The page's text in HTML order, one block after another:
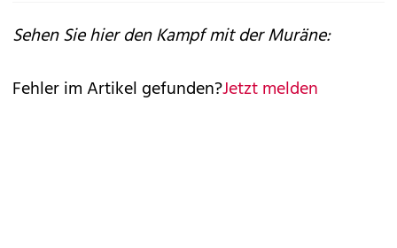
Sehen Sie hier den Kampf mit der Muräne:
Fehler im Artikel gefunden?Jetzt melden